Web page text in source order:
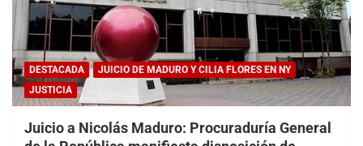
DESTACADA
JUICIO DE MADURO Y CILIA FLORES EN NY
JUSTICIA
Juicio a Nicolás Maduro: Procuraduría General